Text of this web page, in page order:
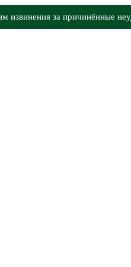
извинения за причинённые